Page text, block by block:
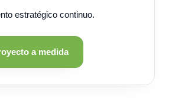
estratégico continuo.
a medida